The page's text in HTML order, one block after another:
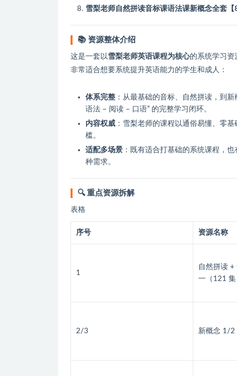
雪梨老师自然拼读音标课语法课新概念全套【
📚 资源整体介绍
这是一套以雪梨老师英语课程为核心的系统学习资
非常适合想要系统提升英语能力的学生和成人：
体系完整 ：从最基础的音标、自然拼读，到
语法 – 阅读 – 口语” 的完整学习闭环。
内容权威 ：雪梨老师的课程以通俗易懂、零
槛。
适配多场景 ：既有适合打基础的系统课程，
种需求。
🔍 重点资源拆解
表格
序号 资源名称
1
自然拼读 +
一（121 集
2/3 新概念 1/2